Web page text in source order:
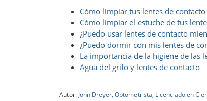
Cómo limpiar tus lentes de contacto
Cómo limpiar el estuche de tus
¿Puedo usar lentes de contacto
¿Puedo dormir con mis lentes de
La importancia de la higiene de las
Agua del grifo y lentes de contacto
Autor: John Dreyer, Optometrista, Licenciado en